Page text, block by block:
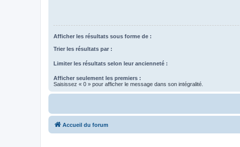
Afficher les résultats sous forme de :
Trier les résultats par :
Limiter les résultats selon leur ancienneté :
Afficher seulement les premiers :
Saisissez « 0 » pour afficher le message dans son intégralité.
Accueil du forum